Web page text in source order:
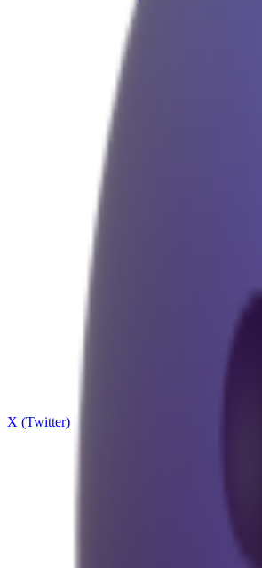
X (Twitter)